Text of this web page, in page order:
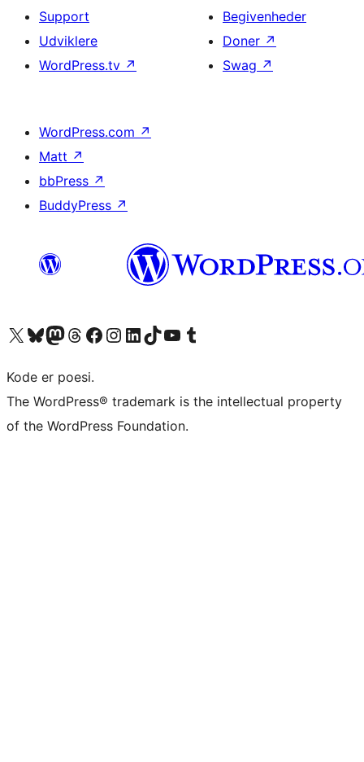
Support
Udviklere
WordPress.tv ↗
Begivenheder
Doner ↗
Swag ↗
WordPress.com ↗
Matt ↗
bbPress ↗
BuddyPress ↗
Besøg vores X (tidligere Twitter) konto
Besøg vores Bluesky-konto
Besøg vores Mastodon konto
Besøg vores Threads-konto
Besøg vores Facebook sideBesøg vores Instagram konto
Besøg vores LinkedIn konto
Besøg vores TikTok-konto
Besøg vores YouTube-kanalBesøg vores Tumblr-konto
Kode er poesi.
The WordPress® trademark is the intellectual property
of the WordPress Foundation.